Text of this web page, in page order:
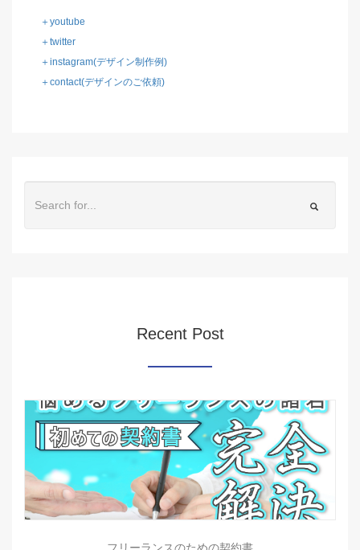
＋youtube
＋twitter
＋instagram(デザイン制作例)
＋contact(デザインのご依頼)
Recent Post